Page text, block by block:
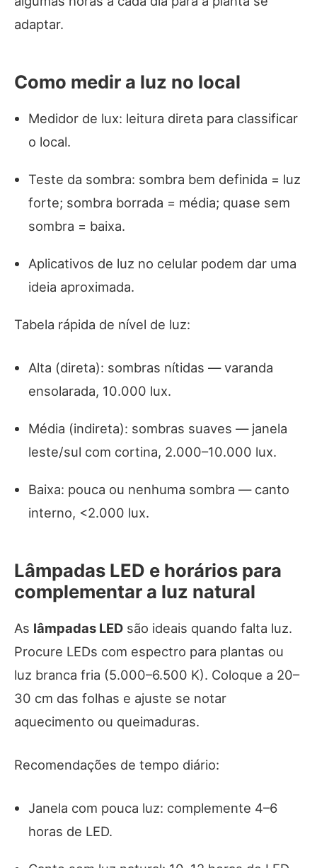
adaptar.
Como medir a luz no local
Medidor de lux: leitura direta para classificar
o local.
Teste da sombra: sombra bem definida = luz
forte; sombra borrada = média; quase sem
sombra = baixa.
Aplicativos de luz no celular podem dar uma
ideia aproximada.
Tabela rápida de nível de luz:
Alta (direta): sombras nítidas — varanda
ensolarada, 10.000 lux.
Média (indireta): sombras suaves — janela
leste/sul com cortina, 2.000–10.000 lux.
Baixa: pouca ou nenhuma sombra — canto
interno, <2.000 lux.
Lâmpadas LED e horários para
complementar a luz natural
As lâmpadas LED são ideais quando falta luz.
Procure LEDs com espectro para plantas ou
luz branca fria (5.000–6.500 K). Coloque a 20–
30 cm das folhas e ajuste se notar
aquecimento ou queimaduras.
Recomendações de tempo diário:
Janela com pouca luz: complemente 4–6
horas de LED.